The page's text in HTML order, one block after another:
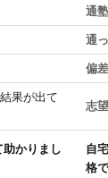
果が出て
かりまし
通
通
偏
志
自
格